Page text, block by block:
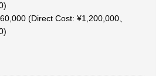
(Direct Cost: ¥1,200,000、